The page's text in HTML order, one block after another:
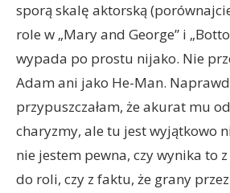
sporą skalę aktorską
role w „Mary and George” i
wypada po prostu nijako. Nie
Adam ani jako He-Man.
przypuszczałam, że akurat mu
charyzmy, ale tu jest wyjątkowo
nie jestem pewna, czy wynika to
do roli, czy z faktu, że grany